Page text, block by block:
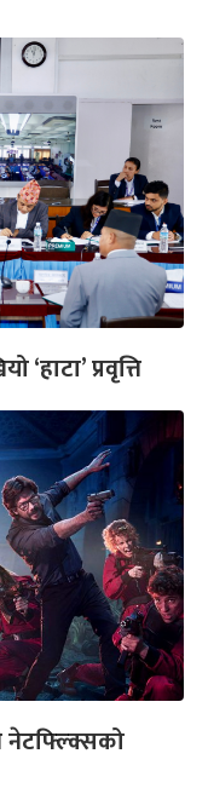
प्रवृत्ति
नेटफ्ल्क्सिको